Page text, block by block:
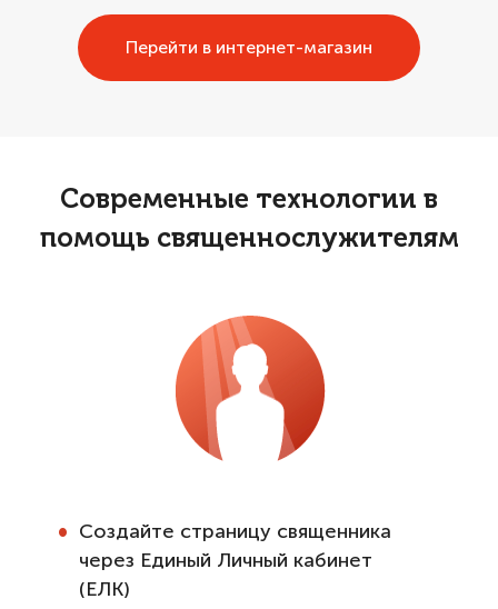
Перейти в интернет-магазин
Современные технологии в
помощь священнослужителям
Создайте страницу священника
через Единый Личный кабинет
(ЕЛК)